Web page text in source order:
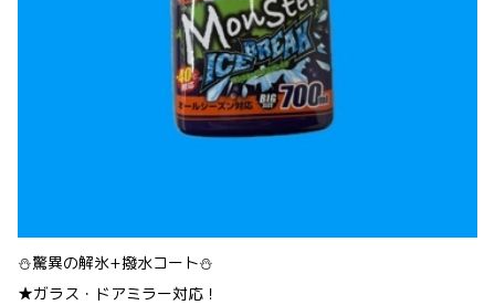
⛄驚異の解氷+撥水コート⛄
★ガラス・ドアミラー対応！